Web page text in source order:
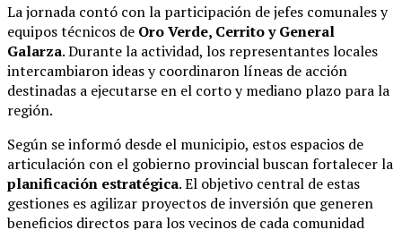
La jornada contó con la participación de jefes comunales y
equipos técnicos de Oro Verde, Cerrito y General
Galarza.Durante la actividad, los representantes locales
intercambiaron ideas y coordinaron líneas de acción
destinadas a ejecutarse en el corto y mediano plazo para la
región.
Según se informó desde el municipio, estos espacios de
articulación con el gobierno provincial buscan fortalecer la
planificación estratégica.El objetivo central de estas
gestiones es agilizar proyectos de inversión que generen
beneficios directos para los vecinos de cada comunidad